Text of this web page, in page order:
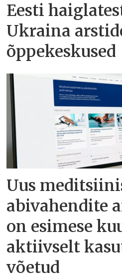
Eesti
Ukraina
õppekeskused
Uus
abivahendite
on esimese
aktiivselt
võetud